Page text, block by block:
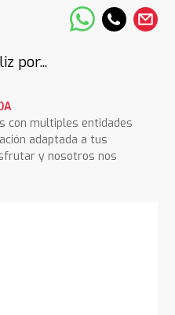
por...
con multiples entidades
adaptada a tus
y nosotros nos